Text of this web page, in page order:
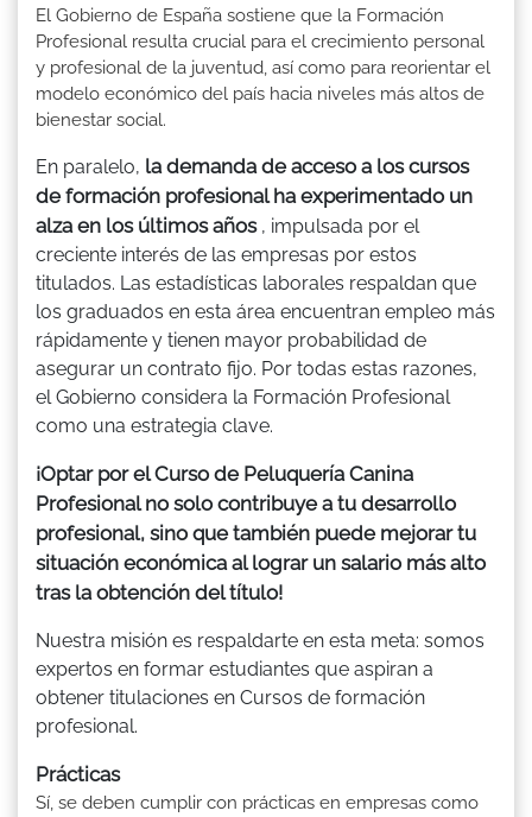
El Gobierno de España sostiene que la Formación
Profesional resulta crucial para el crecimiento personal
y profesional de la juventud, así como para reorientar el
modelo económico del país hacia niveles más altos de
bienestar social.
En paralelo, la demanda de acceso a los cursos
de formación profesional ha experimentado un
alza en los últimos años, impulsada por el
creciente interés de las empresas por estos
titulados. Las estadísticas laborales respaldan que
los graduados en esta área encuentran empleo más
rápidamente y tienen mayor probabilidad de
asegurar un contrato fijo. Por todas estas razones,
el Gobierno considera la Formación Profesional
como una estrategia clave.
¡Optar por el Curso de Peluquería Canina
Profesional no solo contribuye a tu desarrollo
profesional, sino que también puede mejorar tu
situación económica al lograr un salario más alto
tras la obtención del título!
Nuestra misión es respaldarte en esta meta: somos
expertos en formar estudiantes que aspiran a
obtener titulaciones en Cursos de formación
profesional.
Prácticas
Sí, se deben cumplir con prácticas en empresas como